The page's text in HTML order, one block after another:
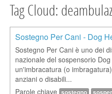
Tag Cloud:
Sostegno Per Cani - Dog
Sostegno Per Cani è uno dei
nazionale del sospensorio
un'imbracatura (o
anziani o disabili...
Parole chiave